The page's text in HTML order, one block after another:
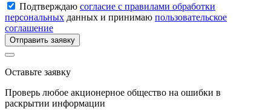
Подтверждаю согласие с правилами обработки
персональных данных и принимаю пользовательское
соглашение
Отправить заявку
Оставьте заявку
Проверь любое акционерное общество на ошибки в
раскрытии информации